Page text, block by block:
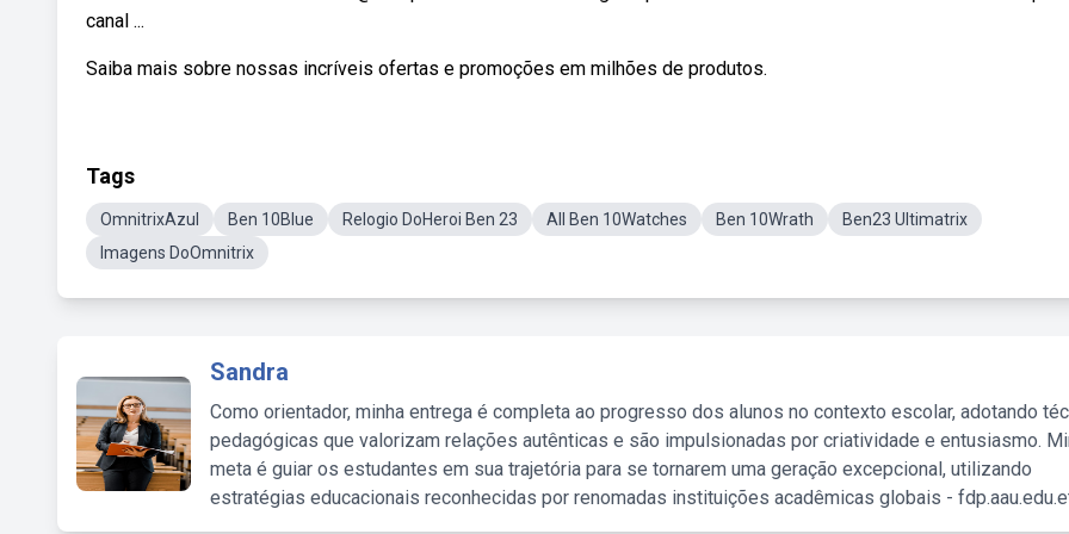
canal ...
Saiba mais sobre nossas incríveis ofertas e promoções em milhões de produtos.
Tags
OmnitrixAzul Ben 10Blue Relogio DoHeroi Ben 23 All Ben 10Watches Ben 10Wrath
Ben23 Ultimatrix
Imagens DoOmnitrix
Sandra
Como orientador, minha entrega é completa ao progresso dos alunos no contexto escolar, adotando
pedagógicas que valorizam relações autênticas e são impulsionadas por criatividade e entusiasmo.
meta é guiar os estudantes em sua trajetória para se tornarem uma geração excepcional, utilizando
estratégias educacionais reconhecidas por renomadas instituições acadêmicas globais -